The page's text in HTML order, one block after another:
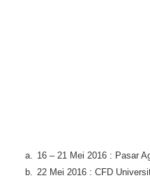
a.
16 – 21 Mei 2016 : Pasar
b.
22 Mei 2016 : CFD